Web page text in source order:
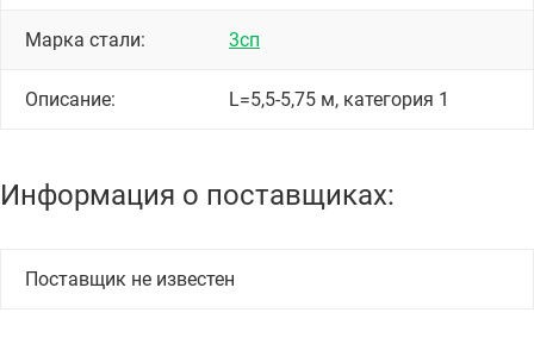
Марка стали: 3сп
Описание: L=5,5-5,75 м, категория 1
Информация о поставщиках:
Поставщик не известен